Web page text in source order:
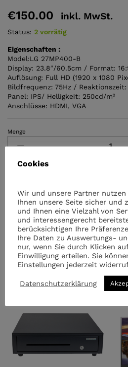
€150.00 inkl. MwSt.
Status: 2 vorrätig
Eigenschaften :
Model:LG 27MP400-B
Display: 23.8″/​60.5cm / Format:
Auflösung: Full HD (1920 x 1080
Bildfrequenz: 75Hz / Reaktionszeit:
Panel: IPS/ Helligkeit: 250cd/m²
Anschlüsse: HDMI, VGA
24"
quantity
Menge
Kategorien:Monitore, Notebooks,
Cookies
Wir und unsere Partner
Ihnen unsere Seite sicher und
und Ihnen eine Vielzahl von
und interessengerecht
berücksichtigen Ihre
Ihre Daten zu Auswertungs-
nur, wenn Sie durch Klicken
Einwilligung erteilen. Sie
Einstellungen jederzeit
Datenschutzerklärung